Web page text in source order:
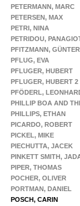
PETERMANN, MARC
PETERSEN, MAX
PETRI, NINA
PETRIDOU,
PFITZMANN, GÜNTER
PFLUG, EVA
PFLUGER, HUBERT
PFLUGER, HUBERT 2
PFÖDERL,
PHILLIP BOA AND
PHILLIPS, ETHAN
PICARDO, ROBERT
PICKEL, MIKE
PIECHUTTA, JACEK
PINKETT SMITH,
PIPER, THOMAS
POCHER, OLIVER
PORTMAN, DANIEL
POSCH, CARIN